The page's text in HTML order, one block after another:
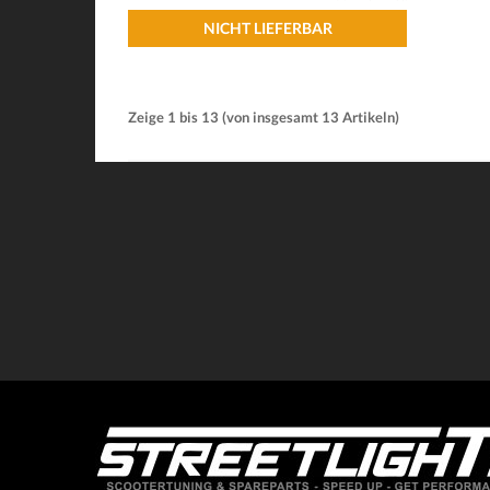
NICHT LIEFERBAR
Zeige 1 bis 13 (von insgesamt 13 Artikeln)